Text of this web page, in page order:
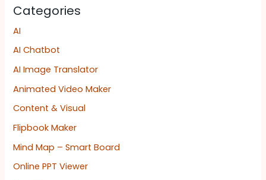
Categories
AI
AI Chatbot
AI Image Translator
Animated Video Maker
Content & Visual
Flipbook Maker
Mind Map – Smart Board
Online PPT Viewer